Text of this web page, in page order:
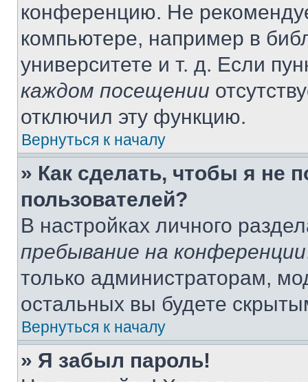
конференцию. Не
компьютере, например в
университете и т. д. Если
каждом посещении
отключил эту функцию.
Вернуться к началу
» Как сделать, чтобы я не
пользователей?
В настройках личного
пребывание на конференции
только администраторам,
остальных вы будете
Вернуться к началу
» Я забыл пароль!